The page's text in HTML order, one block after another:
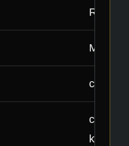
RC-015
Mark
cốc thủ
co
khoang